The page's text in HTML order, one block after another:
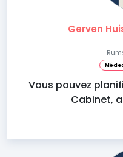
Gerven
Vous pouvez
Cabinet,